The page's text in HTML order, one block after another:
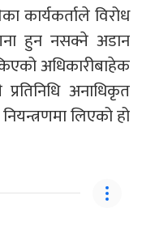
कार्यकर्ताले विरोध
हुन नसक्ने अडान
अधिकारीबाहेक
अनाधिकृत
लिएको हो